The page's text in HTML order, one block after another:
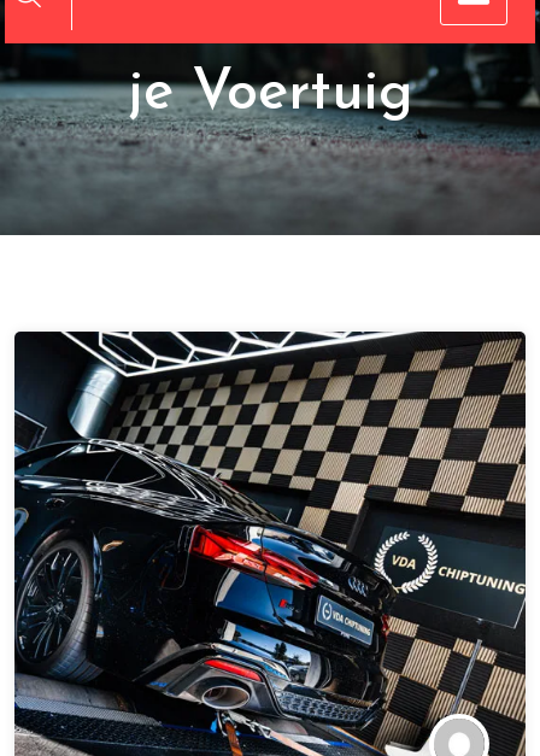
de Prestaties van
je Voertuig